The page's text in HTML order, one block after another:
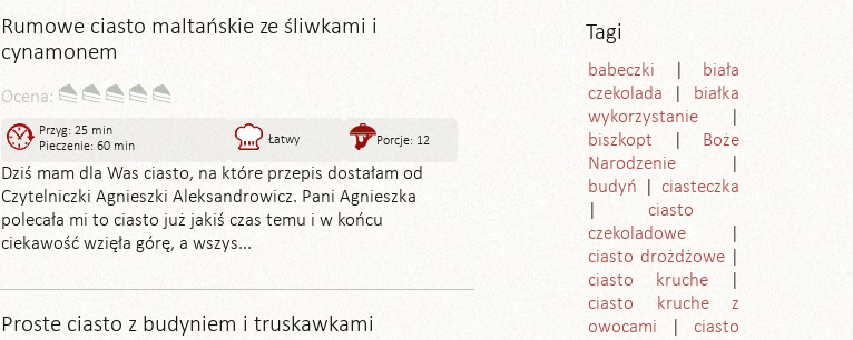
Rumowe ciasto maltańskie ze śliwkami i
cynamonem
Ocena:
Przyg: 25 min
Pieczenie: 60 min
Łatwy Porcje: 12
Dziś mam dla Was ciasto, na które przepis dostałam od
Czytelniczki Agnieszki Aleksandrowicz. Pani Agnieszka
polecała mi to ciasto już jakiś czas temu i w końcu
ciekawość wzięła górę, a wszys...
Proste ciasto z budyniem i truskawkami
Tagi
babeczki
biała
czekolada
białka
wykorzystanie
biszkopt
Boże
Narodzenie
budyń
ciasteczka
ciasto
czekoladowe
ciasto drożdżowe
ciasto kruche
ciasto kruche z
owocami
ciasto